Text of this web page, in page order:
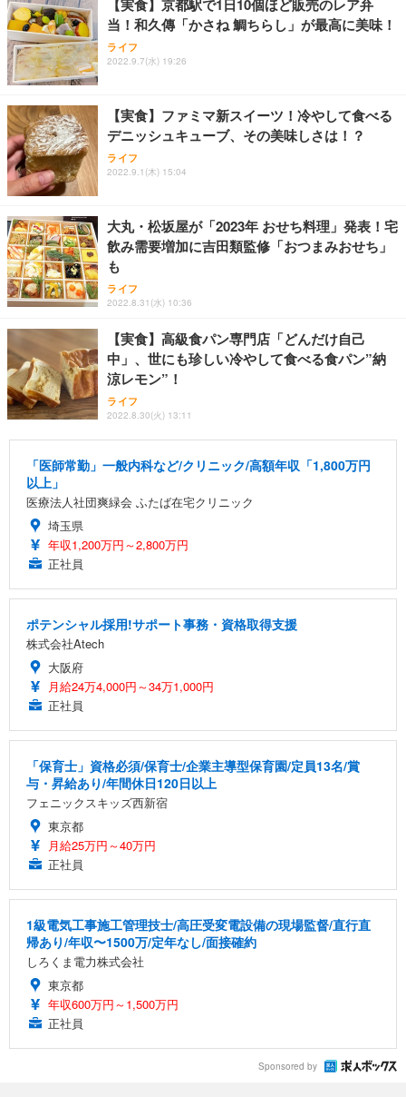
【実食】京都駅で1日10個ほど販売のレア弁
当！和久傳「かさね 鯛ちらし」が最高に美味！
ライフ
2022.9.7(水) 19:26
【実食】ファミマ新スイーツ！冷やして食べる
デニッシュキューブ、その美味しさは！？
ライフ
2022.9.1(木) 15:04
大丸・松坂屋が「2023年 おせち料理」発表！宅
飲み需要増加に吉田類監修「おつまみおせち」
も
ライフ
2022.8.31(水) 10:36
【実食】高級食パン専門店「どんだけ自己
中」、世にも珍しい冷やして食べる食パン”納
涼レモン”！
ライフ
2022.8.30(火) 13:11
「医師常勤」一般内科など/クリニック/高額年収「1,800万円
以上」
医療法人社団爽緑会 ふたば在宅クリニック
埼玉県
年収1,200万円～2,800万円
正社員
ポテンシャル採用!サポート事務・資格取得支援
株式会社Atech
大阪府
月給24万4,000円～34万1,000円
正社員
「保育士」資格必須/保育士/企業主導型保育園/定員13名/賞
与・昇給あり/年間休日120日以上
フェニックスキッズ西新宿
東京都
月給25万円～40万円
正社員
1級電気工事施工管理技士/高圧受変電設備の現場監督/直行直
帰あり/年収〜1500万/定年なし/面接確約
しろくま電力株式会社
東京都
年収600万円～1,500万円
正社員
Sponsored by